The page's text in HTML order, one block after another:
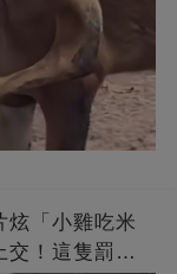
炫「小雞吃米
交！這隻罰很